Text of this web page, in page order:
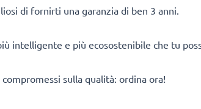
di fornirti una garanzia di ben 3 anni.
intelligente e più ecosostenibile che tu
sulla qualità: ordina ora!